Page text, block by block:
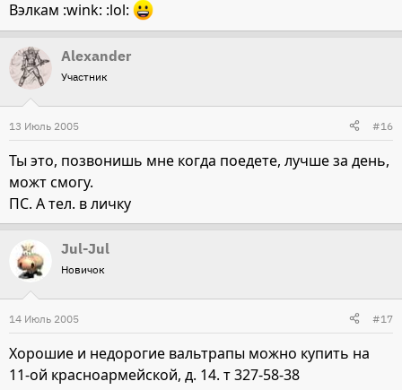
Вэлкам :wink: :lol:
Alexander
Участник
13 Июль 2005 #16
Ты это, позвонишь мне когда поедете, лучше за день,
можт смогу.
ПС. А тел. в личку
Jul-Jul
Новичок
14 Июль 2005 #17
Хорошие и недорогие вальтрапы можно купить на
11-ой красноармейской, д. 14. т 327-58-38